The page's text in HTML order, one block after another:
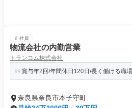
正社員
物流会社の内勤営業
トランコム株式会社
賞与年2回/年間休日120日/長く働ける職場
奈良県奈良市本子守町